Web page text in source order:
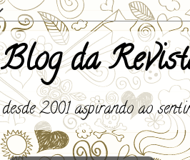
Blog da
desde 2001 aspirando ao